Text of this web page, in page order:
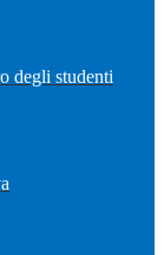
degli studenti